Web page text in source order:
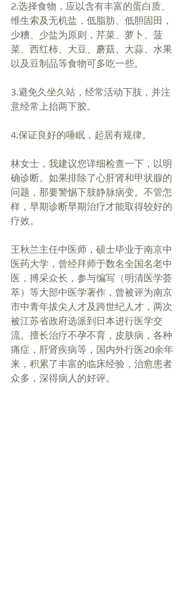
2.选择食物，应以含有丰富的蛋白质、
维生索及无机盐，低脂肪、低胆固田，
少糟、少盐为原则，芹菜、萝卜、菠
菜、西红柿、大豆、蘑菇、大蒜、水果
以及豆制品等食物可多吃一些。
3.避免久坐久站，经常活动下肢，并注
意经常上抬两下胶。
4.保证良好的唾眠，起居有规律。
林女士，我建议您详细检查一下，以明
确诊断。如果排除了心肝肾和甲状腺的
问题，那要警惕下肢静脉病变。不管怎
样，早期诊断早期治疗才能取得较好的
疗效。
王秋兰主任中医师，硕士毕业于南京中
医药大学，曾经拜师于数名全国名老中
医，搏采众长，参与编写（明清医学荟
萃）等大部中医学著作，曾被评为南京
市中青年拔尖人才及跨世纪人才，两次
被江苏省政府选派到日本进行医学交
流。擅长治疗不孕不育，皮肤病，各种
痛症，肝肾疾病等，国内外行医20余年
来，积累了丰富的临床经验，治愈患者
众多，深得病人的好评。